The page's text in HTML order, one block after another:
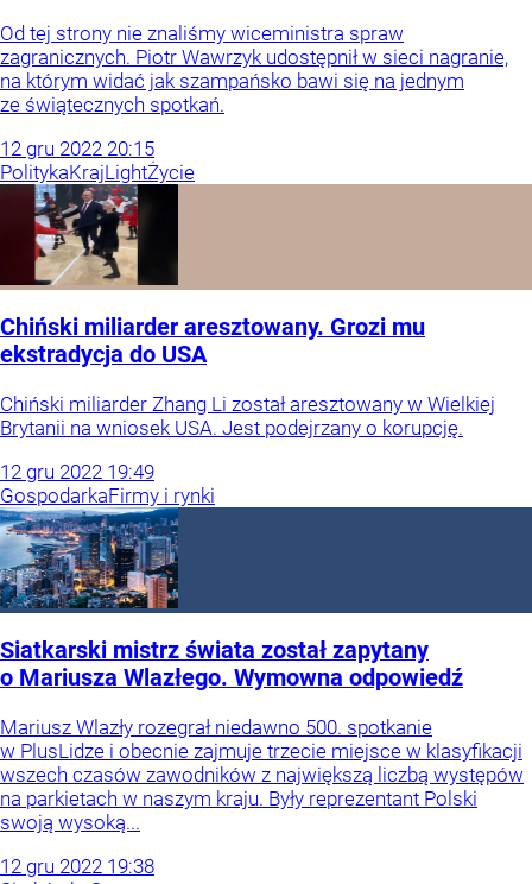
Od tej strony nie znaliśmy wiceministra spraw
zagranicznych. Piotr Wawrzyk udostępnił w sieci nagranie,
na którym widać jak szampańsko bawi się na jednym
ze świątecznych spotkań.
12 gru 2022 20:15
PolitykaKrajLightŻycie
Chiński miliarder aresztowany. Grozi mu
ekstradycja do USA
Chiński miliarder Zhang Li został aresztowany w Wielkiej
Brytanii na wniosek USA. Jest podejrzany o korupcję.
12 gru 2022 19:49
GospodarkaFirmy i rynki
Siatkarski mistrz świata został zapytany
o Mariusza Wlazłego. Wymowna odpowiedź
Mariusz Wlazły rozegrał niedawno 500. spotkanie
w PlusLidze i obecnie zajmuje trzecie miejsce w klasyfikacji
wszech czasów zawodników z największą liczbą występów
na parkietach w naszym kraju. Były reprezentant Polski
swoją wysoką...
12 gru 2022 19:38